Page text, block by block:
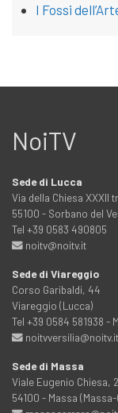
I Fossi
NoiTV
Sede di Lucca
Via della Chiesa XXXII
55100 - Sorbano del
Tel +39 0583 490805
noitv@noitv.it
Sede di Viareggio
Corso Garibaldi, 44
Viareggio (Lucca)
Tel +39 0584 581938 -
noitvversilia@noitv.it
Sede di Massa
Viale Eugenio Chiesa,
54100 - Massa